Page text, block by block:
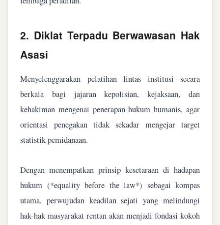
2. Diklat Terpadu Berwawasan Hak
Asasi
Menyelenggarakan pelatihan lintas institusi secara
berkala bagi jajaran kepolisian, kejaksaan, dan
kehakiman mengenai penerapan hukum humanis, agar
orientasi penegakan tidak sekadar mengejar target
statistik pemidanaan.
Dengan menempatkan prinsip kesetaraan di hadapan
hukum (*equality before the law*) sebagai kompas
utama, perwujudan keadilan sejati yang melindungi
hak-hak masyarakat rentan akan menjadi fondasi kokoh